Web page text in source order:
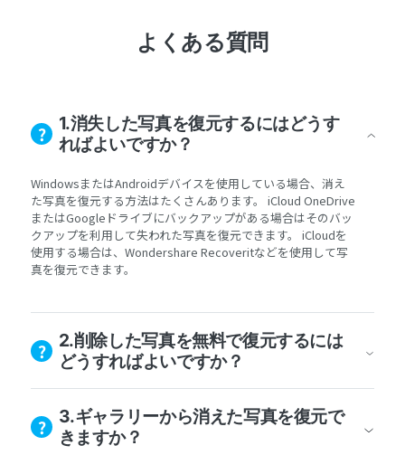
よくある質問
1.消失した写真を復元するにはどうす
ればよいですか？
WindowsまたはAndroidデバイスを使用している場合、消え
た写真を復元する方法はたくさんあります。 iCloud OneDrive
またはGoogleドライブにバックアップがある場合はそのバッ
クアップを利用して失われた写真を復元できます。 iCloudを
使用する場合は、Wondershare Recoveritなどを使用して写
真を復元できます。
2.削除した写真を無料で復元するには
どうすればよいですか？
3.ギャラリーから消えた写真を復元で
きますか？